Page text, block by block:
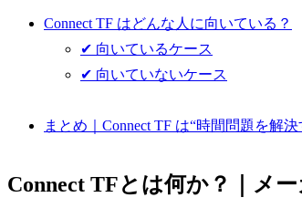
Connect TF はどんな人に向いている？
✔ 向いているケース
✔ 向いていないケース
まとめ｜Connect TF は“時間問題を解
Connect TFとは何か？｜メ